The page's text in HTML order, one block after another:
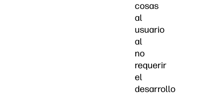
cosas
al
usuario
al
no
requerir
el
desarrollo